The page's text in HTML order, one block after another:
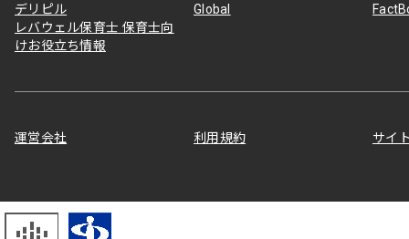
デリピル
Global
レバウェル保育士 保育士向
けお役立ち情報
運営会社 利用規約 サイ